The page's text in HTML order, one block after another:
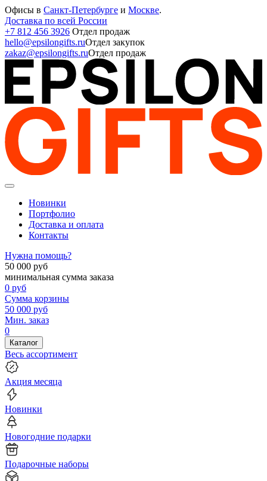
Офисы в Санкт-Петербурге и Москве.
Доставка по всей России
+7 812 456 3926 Отдел продаж
hello@epsilongifts.ruОтдел закупок
zakaz@epsilongifts.ruОтдел продаж
Новинки
Портфолио
Доставка и оплата
Контакты
Нужна помощь?
50 000 руб
минимальная сумма заказа
0 руб
Сумма корзины
50 000 руб
Мин. заказ
0
Каталог
Весь ассортимент
Акция месяца
Новинки
Новогодние подарки
Подарочные наборы